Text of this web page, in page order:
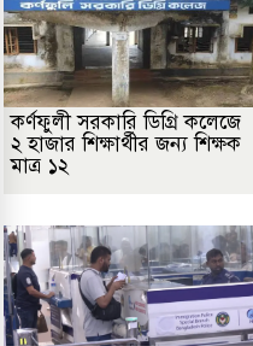
কর্ণফুলী সরকারি ডিগ্রি কলেজে
২ হাজার শিক্ষার্থীর জন্য শিক্ষক
মাত্র ১২